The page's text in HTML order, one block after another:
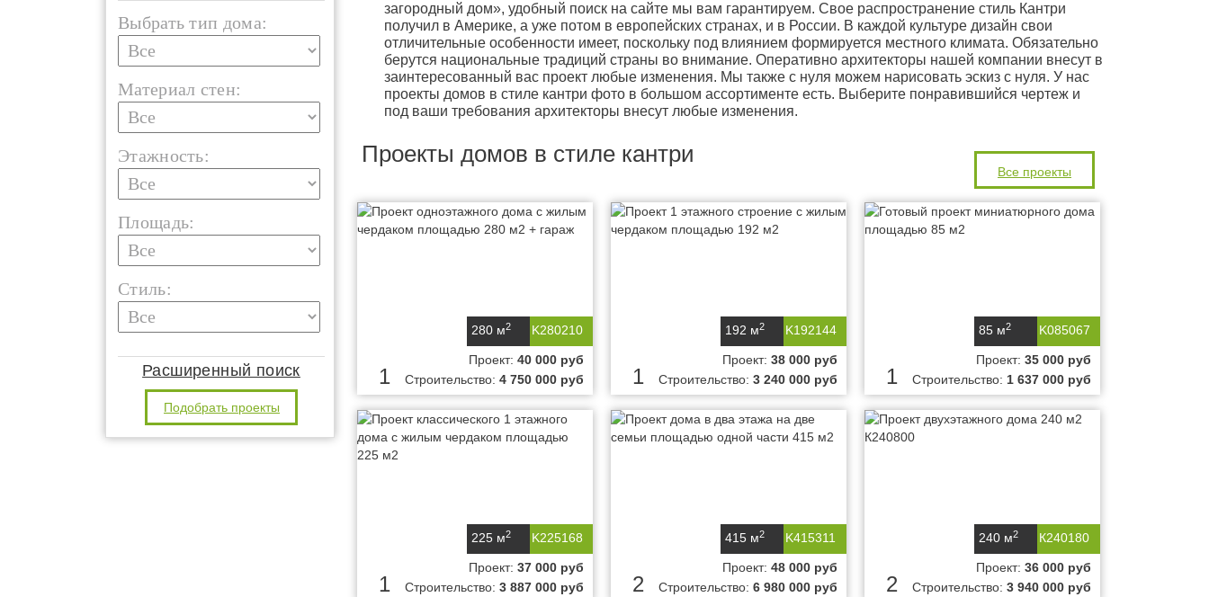
Выбрать тип дома:
Материал стен:
Этажность:
Площадь:
Стиль:
Расширенный поиск
Подобрать проекты
загородный дом», удобный поиск на сайте мы вам гарантируем. Свое распространение стиль Кантри
получил в Америке, а уже потом в европейских странах, и в России. В каждой культуре дизайн свои
отличительные особенности имеет, поскольку под влиянием формируется местного климата. Обязательно
берутся национальные традиций страны во внимание. Оперативно архитекторы нашей компании внесут в
заинтересованный вас проект любые изменения. Мы также с нуля можем нарисовать эскиз с нуля. У нас
проекты домов в стиле кантри фото в большом ассортименте есть. Выберите понравившийся чертеж и
под ваши требования архитекторы внесут любые изменения.
Проекты домов в стиле кантри
Все проекты
K280210
280 м2
1
Проект:40 000 руб
Строительство:4 750 000 руб
K192144
192 м2
1
Проект:38 000 руб
Строительство:3 240 000 руб
K085067
85 м2
1
Проект:35 000 руб
Строительство: 1 637 000 руб
K225168
225 м2
1
Проект:37 000 руб
Строительство:3 887 000 руб
K415311
415 м2
2
Проект:48 000 руб
Строительство:6 980 000 руб
К240180
240 м2
2
Проект:36 000 руб
Строительство:3 940 000 руб